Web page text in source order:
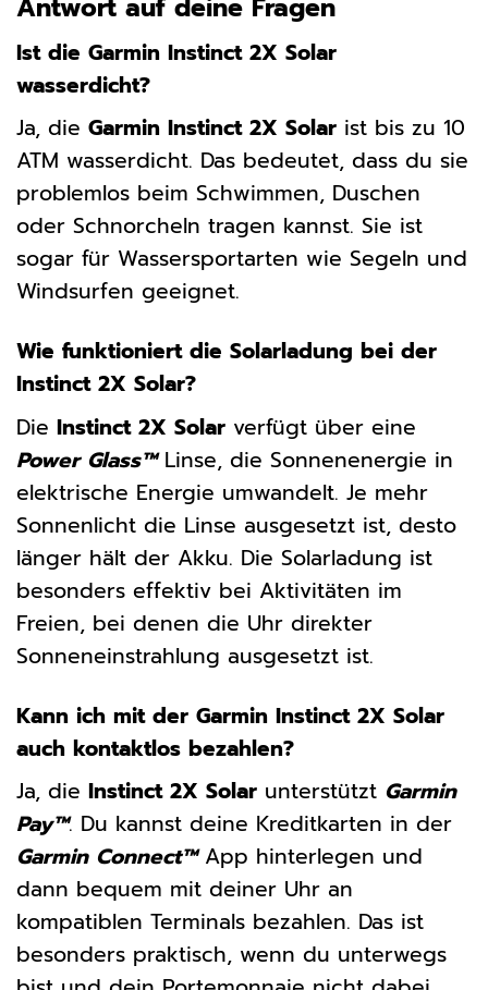
Antwort auf deine Fragen
Ist die Garmin Instinct 2X Solar
wasserdicht?
Ja, die Garmin Instinct 2X Solar ist bis zu 10
ATM wasserdicht. Das bedeutet, dass du sie
problemlos beim Schwimmen, Duschen
oder Schnorcheln tragen kannst. Sie ist
sogar für Wassersportarten wie Segeln und
Windsurfen geeignet.
Wie funktioniert die Solarladung bei der
Instinct 2X Solar?
Die Instinct 2X Solar verfügt über eine
Power Glass™Linse, die Sonnenenergie in
elektrische Energie umwandelt. Je mehr
Sonnenlicht die Linse ausgesetzt ist, desto
länger hält der Akku. Die Solarladung ist
besonders effektiv bei Aktivitäten im
Freien, bei denen die Uhr direkter
Sonneneinstrahlung ausgesetzt ist.
Kann ich mit der Garmin Instinct 2X Solar
auch kontaktlos bezahlen?
Ja, die Instinct 2X Solar unterstützt Garmin
Pay™. Du kannst deine Kreditkarten in der
Garmin Connect™App hinterlegen und
dann bequem mit deiner Uhr an
kompatiblen Terminals bezahlen. Das ist
besonders praktisch, wenn du unterwegs